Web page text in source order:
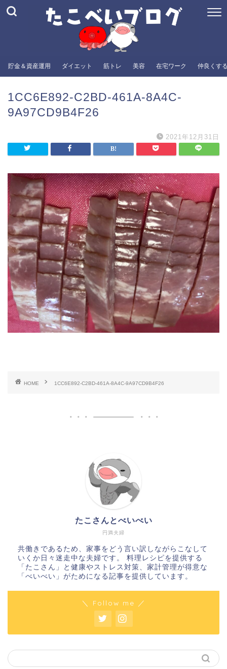
貯金＆資産運用 ダイエット 筋トレ 美容 在宅ワーク 仲良くす
1CC6E892-C2BD-461A-8A4C-
9A97CD9B4F26
2021年12月31日
HOME 1CC6E892-C2BD-461A-8A4C-9A97CD9B4F26
円満夫婦
たこさんとべいべい
共働きであるため、家事をどう言い訳しながらこなして
いくか日々迷走中な夫婦です。 料理レシピを提供する
「たこさん」と健康やストレス対策、家計管理が得意な
「べいべい」がためになる記事を提供しています。
＼ Follow me ／